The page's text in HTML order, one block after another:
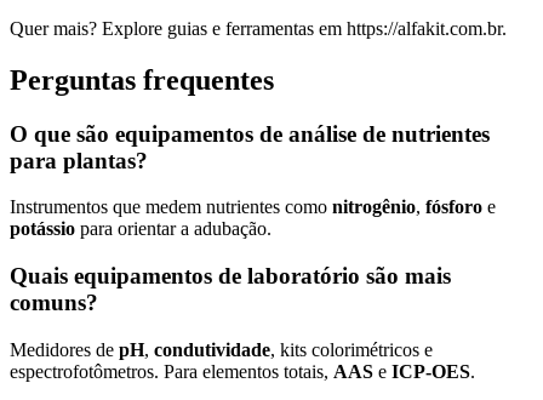
Quer mais? Explore guias e ferramentas em https://alfakit.com.br.
Perguntas frequentes
O que são equipamentos de análise de nutrientes
para plantas?
Instrumentos que medem nutrientes como nitrogênio, fósforo e
potássio para orientar a adubação.
Quais equipamentos de laboratório são mais
comuns?
Medidores de pH, condutividade, kits colorimétricos e
espectrofotômetros. Para elementos totais, AAS e ICP-OES.